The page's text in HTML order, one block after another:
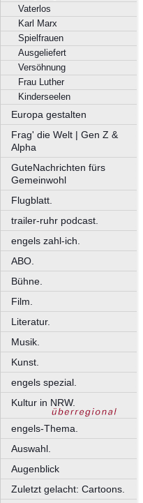
Vaterlos
Karl Marx
Spielfrauen
Ausgeliefert
Versöhnung
Frau Luther
Kinderseelen
Europa gestalten
Frag' die Welt | Gen Z &
Alpha
GuteNachrichten fürs
Gemeinwohl
Flugblatt.
trailer-ruhr podcast.
engels zahl-ich.
ABO.
Bühne.
Film.
Literatur.
Musik.
Kunst.
engels spezial.
Kultur in NRW.
engels-Thema.
Auswahl.
Augenblick
Zuletzt gelacht: Cartoons.